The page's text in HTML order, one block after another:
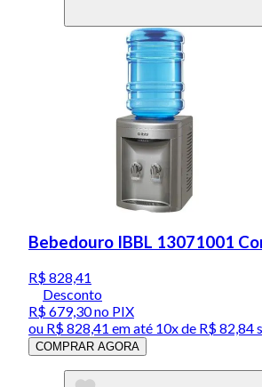
Bebedouro IBBL 13071001
R$ 828,41
Desconto
R$ 679,30no PIX
ou R$ 828,41 em até 10x de R$ 82,84
COMPRAR AGORA